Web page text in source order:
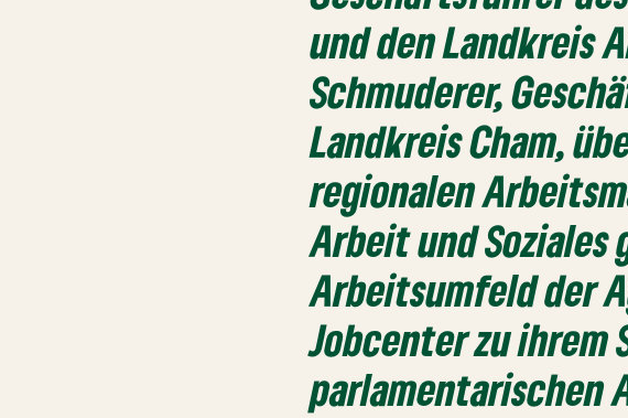
und den Landkreis
Schmuderer,
Landkreis Cham,
regionalen
Arbeit und Soziales
Arbeitsumfeld der
Jobcenter zu
parlamentarischen